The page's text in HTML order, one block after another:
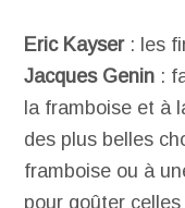
Eric Kayser: les
Jacques Genin :
la framboise et à
des plus belles
framboise ou à
pour goûter